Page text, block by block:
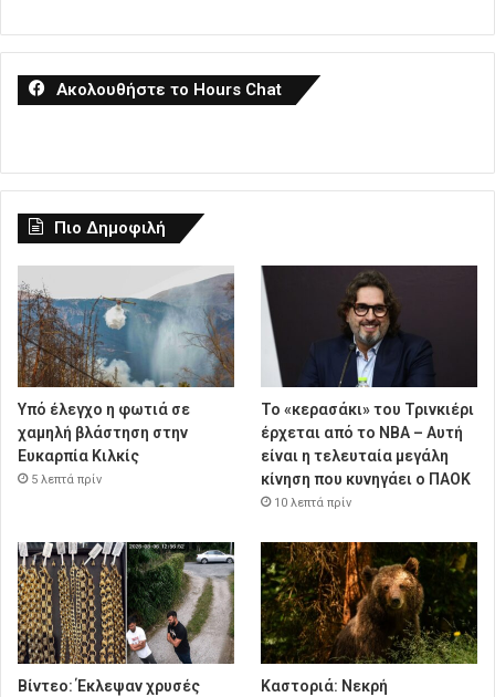
Ακολουθήστε το Hours Chat
Πιο Δημοφιλή
Υπό έλεγχο η φωτιά σε
χαμηλή βλάστηση στην
Ευκαρπία Κιλκίς
5 λεπτά πρίν
Το «κερασάκι» του Τρινκιέρι
έρχεται από το NBA – Αυτή
είναι η τελευταία μεγάλη
κίνηση που κυνηγάει ο ΠΑΟΚ
10 λεπτά πρίν
Βίντεο: Έκλεψαν χρυσές
Καστοριά: Νεκρή